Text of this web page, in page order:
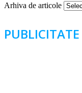
Arhiva de articole
PUBLICITATE